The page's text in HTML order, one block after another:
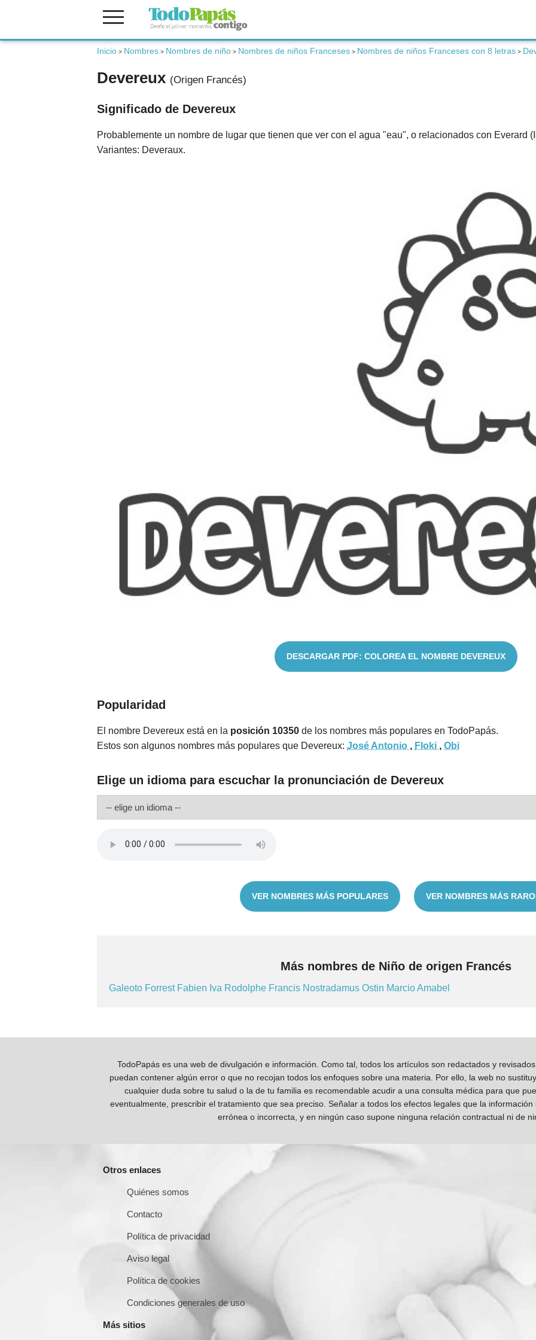
Inicio > Nombres > Nombres de niño > Nombres de niños Franceses > Nombres de niños Franceses con 8 letras >
Devereux (Origen Francés)
Significado de Devereux
Probablemente un nombre de lugar que tienen que ver con el agua "eau", o relacionados con Everard
Variantes: Deveraux.
DESCARGAR PDF: COLOREA EL NOMBRE DEVEREUX
Popularidad
El nombre Devereux está en la posición 10350 de los nombres más populares en TodoPapás.
Estos son algunos nombres más populares que Devereux: José Antonio , Floki , Obi
Elige un idioma para escuchar la pronunciación de Devereux
VER NOMBRES MÁS POPULARES VER NOMBRES MÁS
Más nombres de Niño de origen Francés
Galeoto Forrest Fabien Iva Rodolphe Francis Nostradamus Ostin MarcioAmabel
TodoPapás es una web de divulgación e información. Como tal, todos los artículos son redactados y
puedan contener algún error o que no recojan todos los enfoques sobre una materia. Por ello, la web no
cualquier duda sobre tu salud o la de tu familia es recomendable acudir a una consulta médica para que
eventualmente, prescribir el tratamiento que sea preciso. Señalar a todos los efectos legales que la
errónea o incorrecta, y en ningún caso supone ninguna relación contractual ni de
Otros enlaces
Quiénes somos
Contacto
Política de privacidad
Aviso legal
Política de cookies
Condiciones generales de uso
Más sitios